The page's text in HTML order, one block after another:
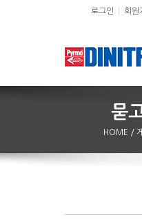
로그인 회원
HOME /